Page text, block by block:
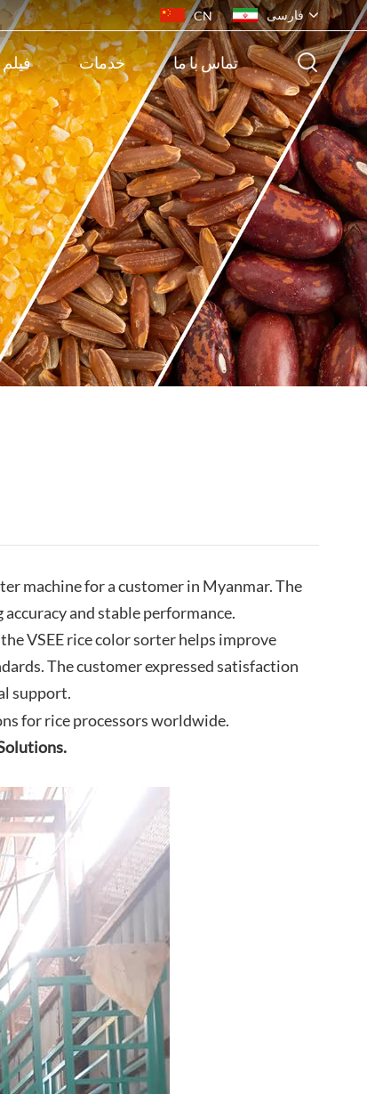
CN فارسی
English
français
русский
español
português
ไทย
Indonesia
Tiếng việt
فیلم خدمات تماس با ما
machine for a customer in Myanmar. The
and stable performance.
VSEE rice color sorter helps improve
The customer expressed satisfaction
support.
for rice processors worldwide.